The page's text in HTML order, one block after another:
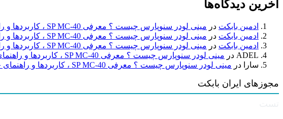
آخرین دیدگاه‌ها
ادمین بابکت در مینی لودر سنوپارس چیست ؟ معرفی SP MC-40 ، کاربردها و راهنمای خرید
ادمین بابکت در مینی لودر سنوپارس چیست ؟ معرفی SP MC-40 ، کاربردها و راهنمای خرید
ادمین بابکت در مینی لودر سنوپارس چیست ؟ معرفی SP MC-40 ، کاربردها و راهنمای خرید
ADEL در مینی لودر سنوپارس چیست ؟ معرفی SP MC-40 ، کاربردها و راهنمای خرید
سارا
در مینی لودر سنوپارس چیست ؟ معرفی SP MC-40 ، کاربردها و راهنمای خرید
مجوزهای ایران بابکت